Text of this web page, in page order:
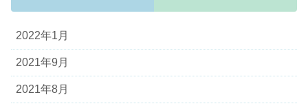
2022年1月
2021年9月
2021年8月